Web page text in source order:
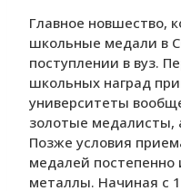
Главное новшество,
школьные медали в
поступлении в вуз.
школьных наград
университеты
золотые медалисты,
Позже условия
медалей постепенно
металлы. Начиная с